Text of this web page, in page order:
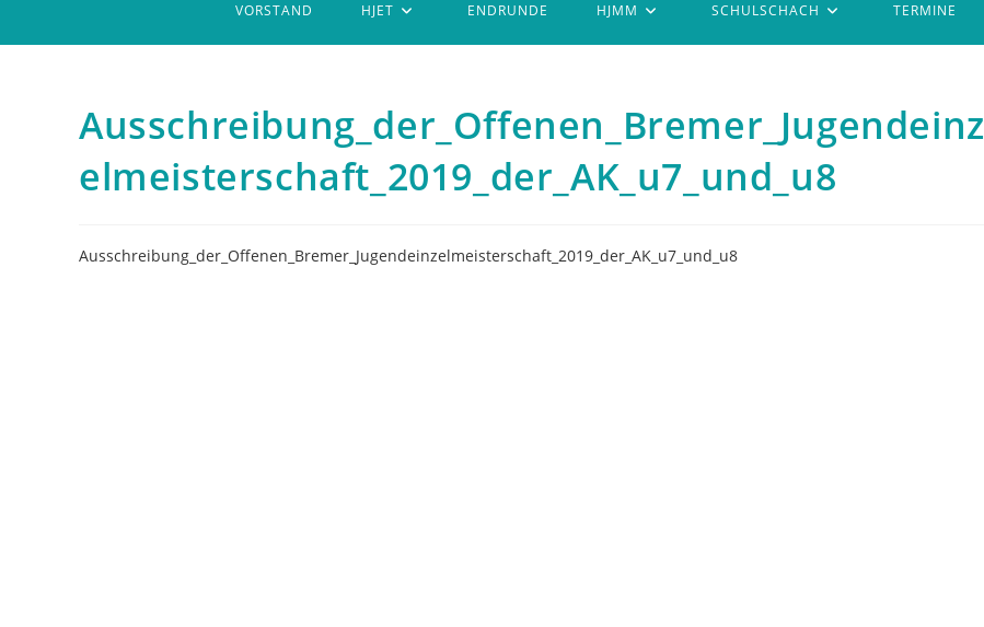
VORSTAND HJET ENDRUNDE HJMM SCHULSCHACH TERMINE
Ausschreibung_der_Offenen_Bremer_Jugendeinz
elmeisterschaft_2019_der_AK_u7_und_u8
Ausschreibung_der_Offenen_Bremer_Jugendeinzelmeisterschaft_2019_der_AK_u7_und_u8